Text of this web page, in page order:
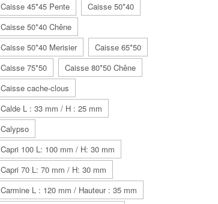
Caisse 45*45 Pente
Caisse 50*40
Caisse 50*40 Chêne
Caisse 50*40 Merisier
Caisse 65*50
Caisse 75*50
Caisse 80*50 Chêne
Caisse cache-clous
Calde L : 33 mm / H : 25 mm
Calypso
Capri 100 L: 100 mm / H: 30 mm
Capri 70 L: 70 mm / H: 30 mm
Carmine L : 120 mm / Hauteur : 35 mm